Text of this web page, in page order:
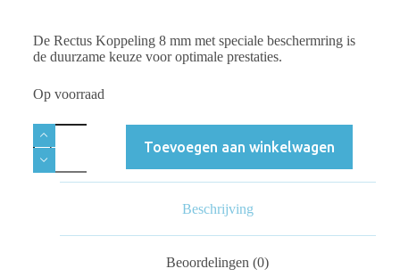
De Rectus Koppeling 8 mm met speciale beschermring is
de duurzame keuze voor optimale prestaties.
Op voorraad
Toevoegen aan winkelwagen
Beschrijving
Beoordelingen (0)